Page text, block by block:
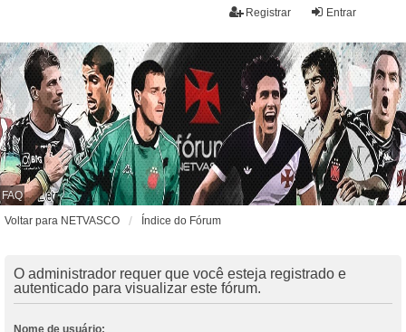
Entrar
Registrar
FAQ
Voltar para NETVASCO
Índice do Fórum
O administrador requer que você esteja registrado e
autenticado para visualizar este fórum.
Nome de usuário: